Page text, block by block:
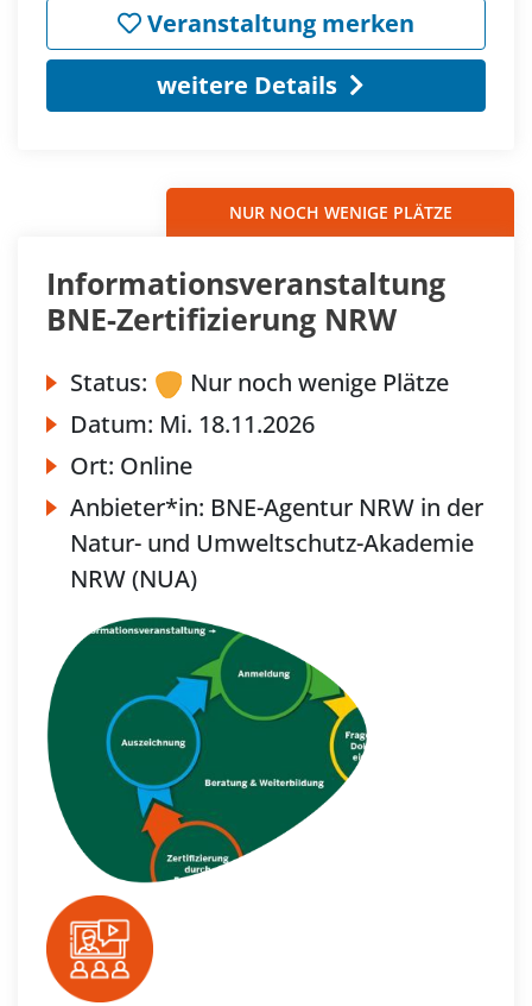
Veranstaltung merken
weitere Details
NUR NOCH WENIGE PLÄTZE
Informationsveranstaltung
BNE-Zertifizierung NRW
Status:
Nur noch wenige Plätze
Datum: Mi. 18.11.2026
Ort: Online
Anbieter*in: BNE-Agentur NRW in der
Natur- und Umweltschutz-Akademie
NRW (NUA)